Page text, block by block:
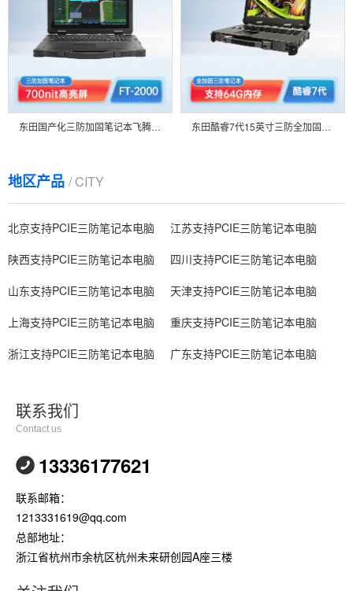
东田国产化三防加固笔记本飞腾FT-2000\/4阳光可视IP65移动工作站DTN-F1415S 东田酷睿7代15英寸三防全加固便携工业服务器移动图形工作站笔记本电脑 DTN-X1507G
地区产品 / CITY
北京支持PCIE三防笔记本电脑
江苏支持PCIE三防笔记本电脑
陕西支持PCIE三防笔记本电脑
四川支持PCIE三防笔记本电脑
山东支持PCIE三防笔记本电脑
天津支持PCIE三防笔记本电脑
上海支持PCIE三防笔记本电脑
重庆支持PCIE三防笔记本电脑
浙江支持PCIE三防笔记本电脑
广东支持PCIE三防笔记本电脑
联系我们
Contact us
13336177621
联系邮箱：
1213331619@qq.com
总部地址：
浙江省杭州市余杭区杭州未来研创园A座三楼